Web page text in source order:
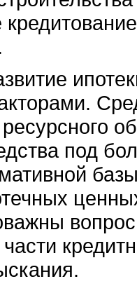
ресурсного
под